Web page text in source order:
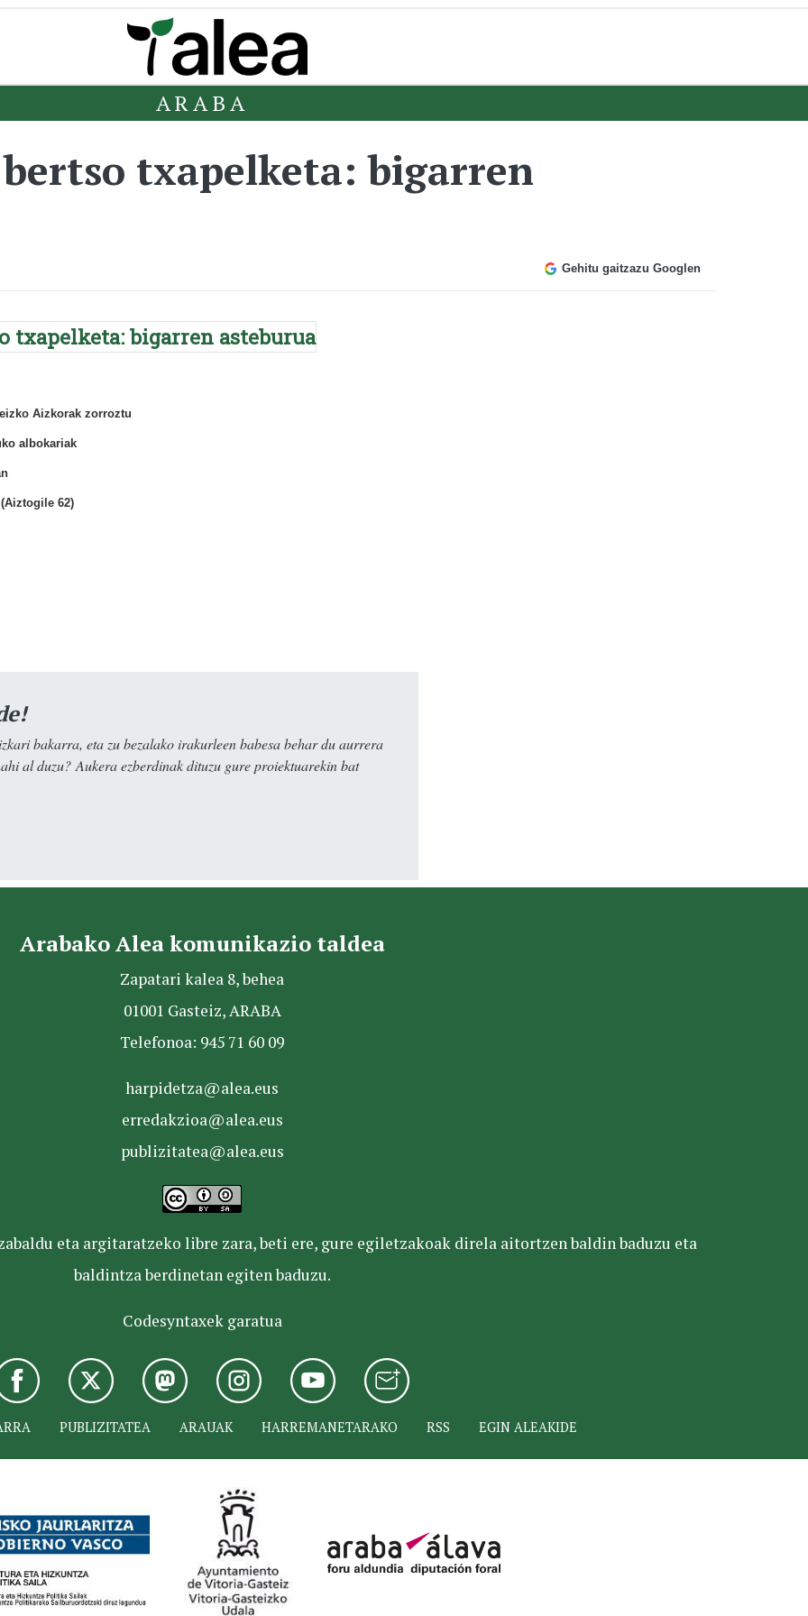
ARABA
txapelketa: bigarren
Gehitu gaitzazu Googlen
Aizkorak zorroztu
albokariak
62)
bakarra, eta zu bezalako irakurleen babesa behar du aurrera
al duzu? Aukera ezberdinak dituzu gure proiektuarekin bat
Arabako Alea komunikazio taldea
Zapatari kalea 8, behea
01001 Gasteiz, ARABA
Telefonoa: 945 71 60 09
harpidetza@alea.eus
erredakzioa@alea.eus
publizitatea@alea.eus
eta argitaratzeko libre zara, beti ere, gure egiletzakoak direla aitortzen baldin baduzu eta
baldintza berdinetan egiten baduzu.
Codesyntaxek garatua
PUBLIZITATEA ARAUAK HARREMANETARAKO RSS EGIN ALEAKIDE